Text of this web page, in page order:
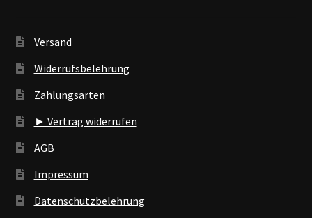
Versand
Widerrufsbelehrung
Zahlungsarten
► Vertrag widerrufen
AGB
Impressum
Datenschutzbelehrung